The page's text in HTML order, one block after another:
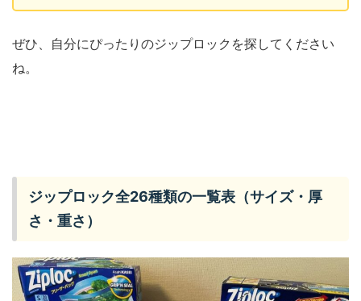
ぜひ、自分にぴったりのジップロックを探してください
ね。
ジップロック全26種類の一覧表（サイズ・厚
さ・重さ）